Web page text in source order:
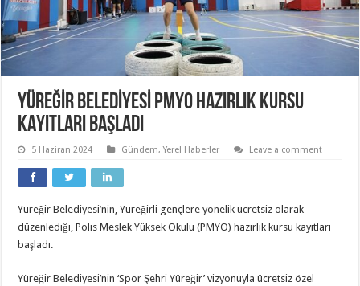
YÜREĞİR BELEDİYESİ PMYO HAZIRLIK KURSU
KAYITLARI BAŞLADI
5 Haziran 2024 Gündem,Yerel Haberler Leave a comment
Yüreğir Belediyesi’nin, Yüreğirli gençlere yönelik ücretsiz olarak
düzenlediği, Polis Meslek Yüksek Okulu (PMYO) hazırlık kursu kayıtları
başladı.
Yüreğir Belediyesi’nin ‘Spor Şehri Yüreğir’ vizyonuyla ücretsiz özel